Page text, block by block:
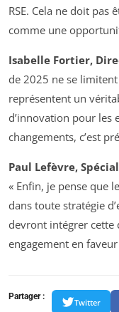
RSE. Cela ne doit
comme une
Isabelle Fortier,
de 2025 ne se
représentent un
d’innovation pour les
changements, c’est
Paul Lefèvre,
« Enfin, je pense que le
dans toute stratégie
devront intégrer
engagement en
Partager :
Twitter